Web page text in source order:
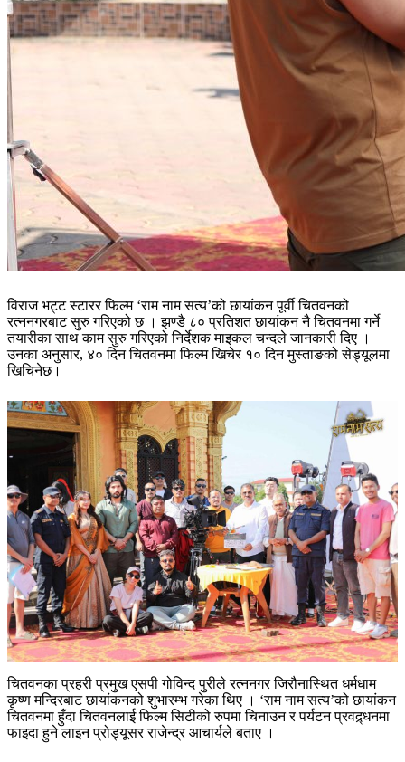
विराज भट्ट स्टारर फिल्म ‘राम नाम सत्य’को छायांकन पूर्वी चितवनको
रत्ननगरबाट सुरु गरिएको छ । झण्डै ८० प्रतिशत छायांकन नै चितवनमा गर्ने
तयारीका साथ काम सुरु गरिएको निर्देशक माइकल चन्दले जानकारी दिए ।
उनका अनुसार, ४० दिन चितवनमा फिल्म खिचेर १० दिन मुस्ताङको सेड्यूलमा
खिचिनेछ।
चितवनका प्रहरी प्रमुख एसपी गोविन्द पुरीले रत्ननगर जिरौनास्थित धर्मधाम
कृष्ण मन्दिरबाट छायांकनको शुभारम्भ गरेका थिए । ‘राम नाम सत्य’को छायांकन
चितवनमा हुँदा चितवनलाई फिल्म सिटीको रुपमा चिनाउन र पर्यटन प्रवद्र्धनमा
फाइदा हुने लाइन प्रोड्यूसर राजेन्द्र आचार्यले बताए ।